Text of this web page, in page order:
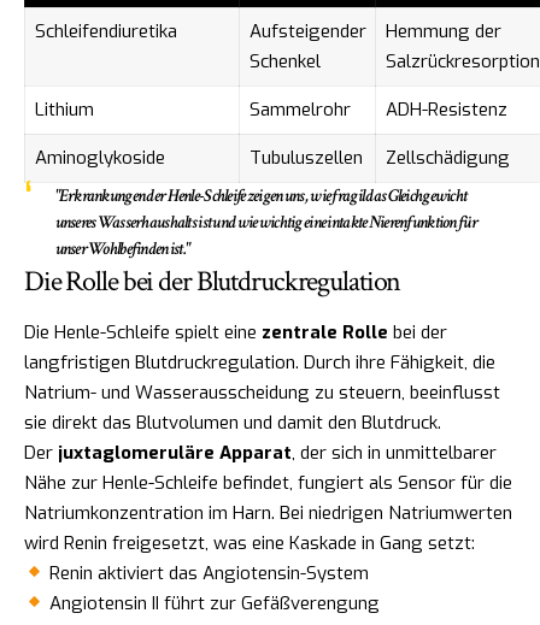
Schleifendiuretika
Aufsteigender
Schenkel
Hemmung der
Salzrückresorption
Lithium
Sammelrohr
ADH-Resistenz
Aminoglykoside
Tubuluszellen Zellschädigung
"Erkrankungen der Henle-Schleife zeigen uns, wie fragil das Gleichgewicht
unseres Wasserhaushalts ist und wie wichtig eine intakte Nierenfunktion für
unser Wohlbefinden ist."
Die Rolle bei der Blutdruckregulation
Die Henle-Schleife spielt eine zentrale Rolle bei der
langfristigen Blutdruckregulation. Durch ihre Fähigkeit, die
Natrium- und Wasserausscheidung zu steuern, beeinflusst
sie direkt das Blutvolumen und damit den Blutdruck.
Der juxtaglomeruläre Apparat, der sich in unmittelbarer
Nähe zur Henle-Schleife befindet, fungiert als Sensor für die
Natriumkonzentration im Harn. Bei niedrigen Natriumwerten
wird Renin freigesetzt, was eine Kaskade in Gang setzt:
Renin aktiviert das Angiotensin-System
Angiotensin II führt zur Gefäßverengung